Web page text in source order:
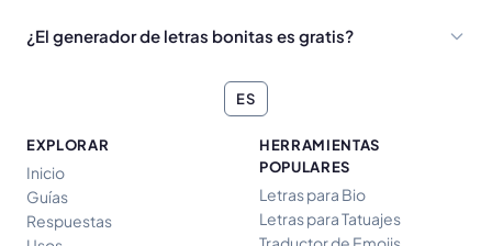
¿El generador de letras bonitas es gratis?
ES
EXPLORAR
Inicio
Guías
Respuestas
HERRAMIENTAS
POPULARES
Letras para Bio
Letras para Tatuajes